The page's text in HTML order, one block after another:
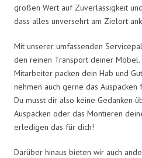
großen Wert auf Zuverlässigkeit
dass alles unversehrt am Zielort
Mit unserer umfassenden
den reinen Transport deiner
Mitarbeiter packen dein Hab und
nehmen auch gerne das
Du musst dir also keine Gedanken
Auspacken oder das Montieren
erledigen das für dich!
Darüber hinaus bieten wir auch